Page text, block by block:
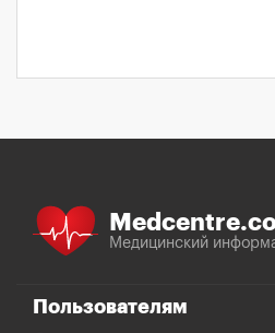
Медицинский
Пользователям